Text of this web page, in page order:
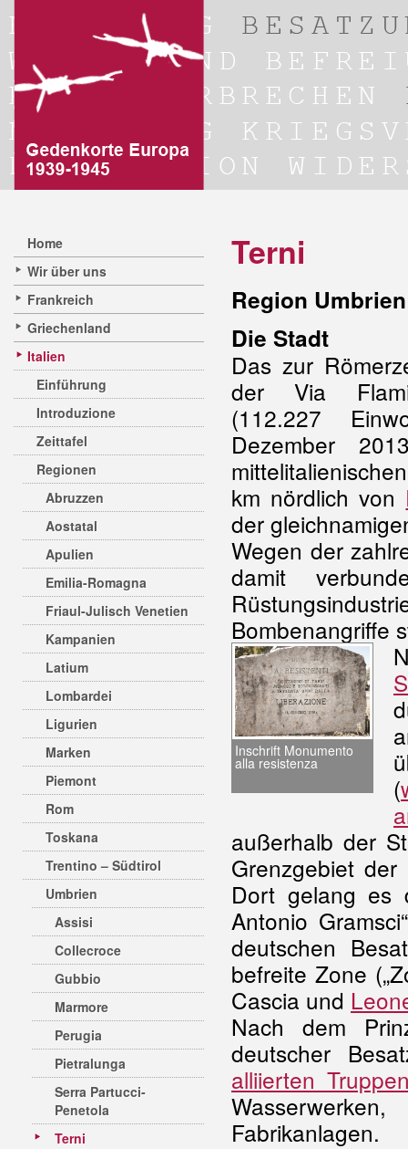
Home
Wir über uns
Frankreich
Griechenland
Italien
Einführung
Introduzione
Zeittafel
Regionen
Abruzzen
Aostatal
Apulien
Emilia-Romagna
Friaul-Julisch Venetien
Kampanien
Latium
Lombardei
Ligurien
Marken
Piemont
Rom
Toskana
Trentino – Südtirol
Umbrien
Assisi
Collecroce
Gubbio
Marmore
Perugia
Pietralunga
Serra Partucci-
Penetola
Terni
Terni
Region
Die Stadt
Das zur
der Via
(112.227
Dezember
km nördlich von
der
Wegen der
damit
Bombenangriffe
Inschrift Monumento
alla resistenza
(
außerhalb der
Grenzgebiet
Dort gelang es
Antonio
deutschen
befreite Zone
Cascia und
Nach dem
deutscher
alliierten
Fabrikanlagen.